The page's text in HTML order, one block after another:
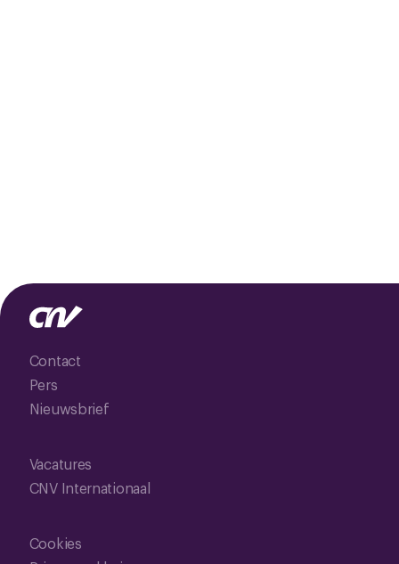
Contact
Pers
Nieuwsbrief
Vacatures
CNV Internationaal
Cookies